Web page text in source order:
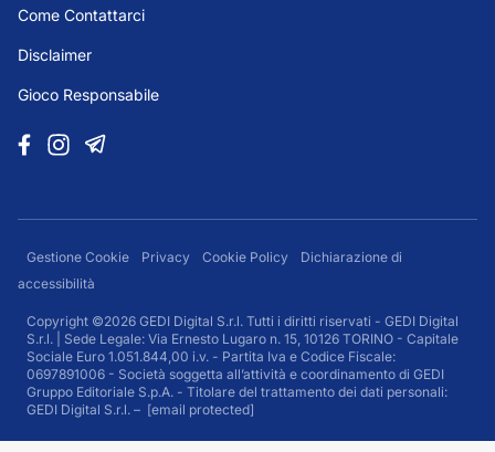
Come Contattarci
Disclaimer
Gioco Responsabile
Gestione Cookie Privacy Cookie Policy
Dichiarazione di
accessibilità
Copyright ©2026 GEDI Digital S.r.l. Tutti i diritti riservati - GEDI Digital
S.r.l. | Sede Legale: Via Ernesto Lugaro n. 15, 10126 TORINO - Capitale
Sociale Euro 1.051.844,00 i.v. - Partita Iva e Codice Fiscale:
0697891006 - Società soggetta all’attività e coordinamento di GEDI
Gruppo Editoriale S.p.A. - Titolare del trattamento dei dati personali:
GEDI Digital S.r.l. – [email protected]